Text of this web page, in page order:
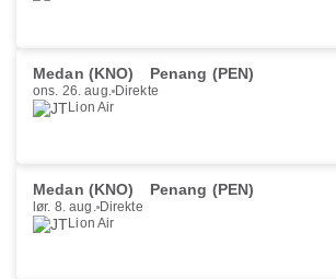
Medan (KNO) Penang (PEN)
ons. 26. aug. Direkte
Lion Air
Medan (KNO) Penang (PEN)
lør. 8. aug. Direkte
Lion Air